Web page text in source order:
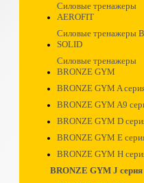
Силовые тренажеры
AEROFIT
Силовые тренажеры
SOLID
Силовые тренажеры
BRONZE GYM
BRONZE GYM A
BRONZE GYM A9
BRONZE GYM D
BRONZE GYM E
BRONZE GYM H
BRONZE GYM J серия